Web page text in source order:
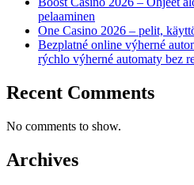
pelaaminen
One Casino 2026 – pelit,
Bezplatné online výherné
rýchlo výherné automaty bez
Recent Comments
No comments to show.
Archives